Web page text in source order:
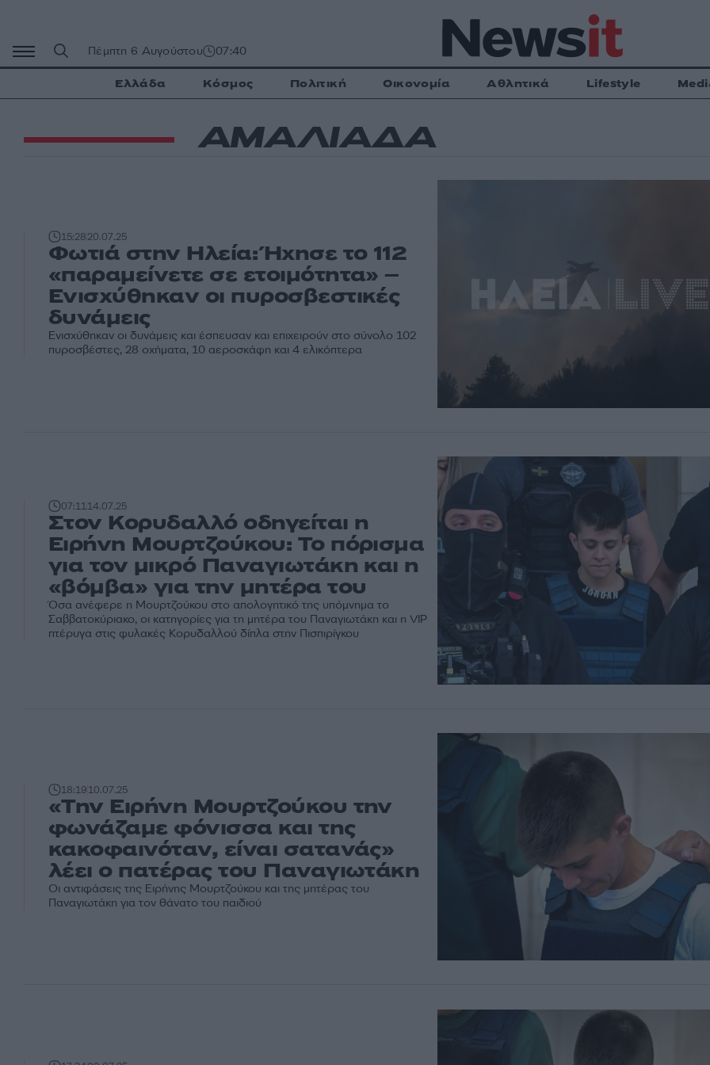
περιεχόμενο
Πέμπτη 6 Αυγούστου 07:40
Ελλάδα Κόσμος Πολιτική Οικονομία Αθλητικά Lifestyle
ΑΜΑΛΙΑΔΑ
15:2820.07.25
Φωτιά στην Ηλεία: Ήχησε το 112
«παραμείνετε σε ετοιμότητα» –
Ενισχύθηκαν οι πυροσβεστικές
δυνάμεις
Ενισχύθηκαν οι δυνάμεις και έσπευσαν και επιχειρούν στο σύνολο 102
πυροσβέστες, 28 οχήματα, 10 αεροσκάφη και 4 ελικόπτερα
07:1114.07.25
Στον Κορυδαλλό οδηγείται η
Ειρήνη Μουρτζούκου: Το πόρισμα
για τον μικρό Παναγιωτάκη και η
«βόμβα» για την μητέρα του
Όσα ανέφερε η Μουρτζούκου στο απολογητικό της υπόμνημα το
Σαββατοκύριακο, οι κατηγορίες για τη μητέρα του Παναγιωτάκη και η VIP
πτέρυγα στις φυλακές Κορυδαλλού δίπλα στην Πισπιρίγκου
18:1910.07.25
«Την Ειρήνη Μουρτζούκου την
φωνάζαμε φόνισσα και της
κακοφαινόταν, είναι σατανάς»
λέει ο πατέρας του Παναγιωτάκη
Οι αντιφάσεις της Ειρήνης Μουρτζούκου και της μητέρας του
Παναγιωτάκη για τον θάνατο του παιδιού